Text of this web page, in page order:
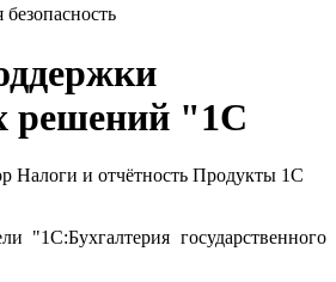
решений "1С
Налоги и отчётность Продукты 1С
"1С:Бухгалтерия государственного